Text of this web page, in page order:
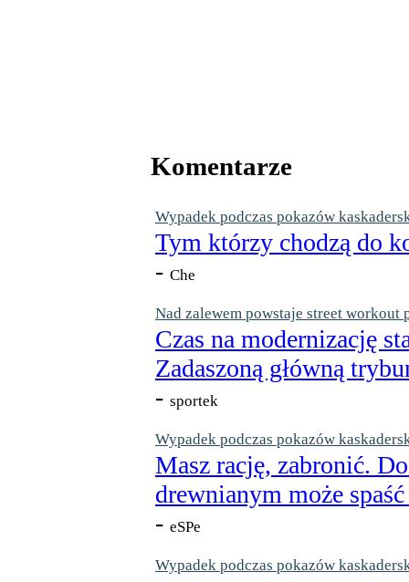
Komentarze
Wypadek podczas pokazów
Tym którzy chodzą do
- Che
Nad zalewem powstaje street workout
Czas na modernizację
Zadaszoną główną
- sportek
Wypadek podczas pokazów
Masz rację, zabronić.
drewnianym może
- eSPe
Wypadek podczas pokazów